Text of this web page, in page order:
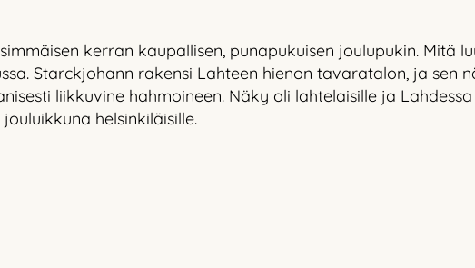
kerran kaupallisen, punapukuisen joulupukin. Mitä
Starckjohann rakensi Lahteen hienon tavaratalon, ja sen
liikkuvine hahmoineen. Näky oli lahtelaisille ja
helsinkiläisille.